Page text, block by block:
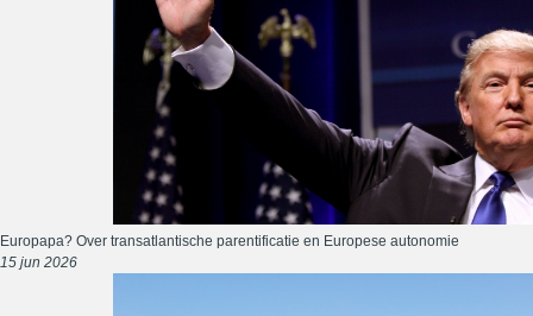
Europapa? Over transatlantische parentificatie en Europese autonomie
15 jun 2026